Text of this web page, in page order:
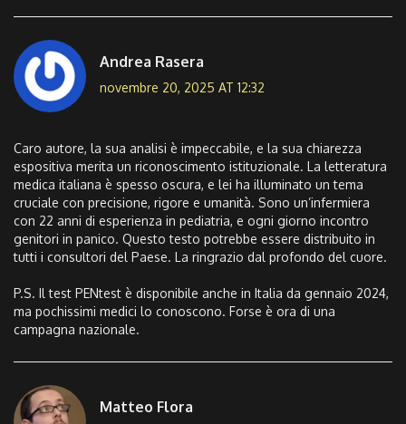
Andrea Rasera
novembre 20, 2025 AT 12:32
Caro autore, la sua analisi è impeccabile, e la sua chiarezza
espositiva merita un riconoscimento istituzionale. La letteratura
medica italiana è spesso oscura, e lei ha illuminato un tema
cruciale con precisione, rigore e umanità. Sono un’infermiera
con 22 anni di esperienza in pediatria, e ogni giorno incontro
genitori in panico. Questo testo potrebbe essere distribuito in
tutti i consultori del Paese. La ringrazio dal profondo del cuore.
P.S. Il test PENtest è disponibile anche in Italia da gennaio 2024,
ma pochissimi medici lo conoscono. Forse è ora di una
campagna nazionale.
Matteo Flora